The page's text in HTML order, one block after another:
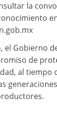
la
el Gobierno
de
al tiempo